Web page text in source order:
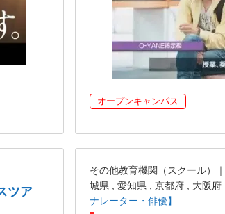
オープンキャンパス
ツア
その他教育機関（スクール）
城県 , 愛知県 , 京都府 , 大阪府
ナレーター・俳優】